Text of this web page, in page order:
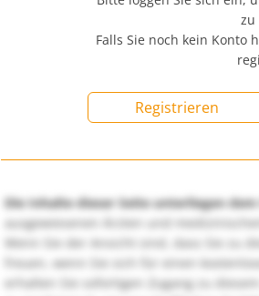
zu
Falls Sie noch kein Konto
Registrieren
Die Inhalte dieser Seite unterliegen
ausgewiesenen Ärzten und
Wenn Sie der Ansicht sind, dass Sie zu
freuen, wenn Sie sich für einen
erhalten Sie sofortigen Zugang zu